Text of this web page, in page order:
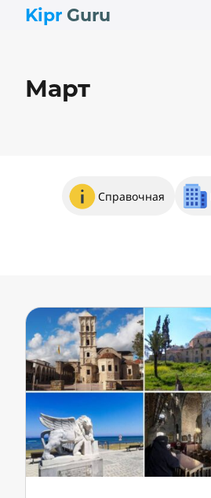
Kipr Guru
Март
Справочная